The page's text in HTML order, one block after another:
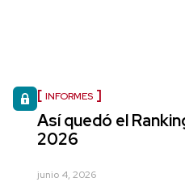
INFORMES
Así quedó el
2026
junio 4, 2026